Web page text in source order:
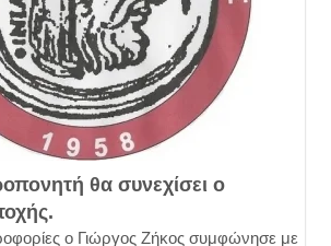
θα συνεχίσει ο
ο Γιώργος Ζήκος συμφώνησε με